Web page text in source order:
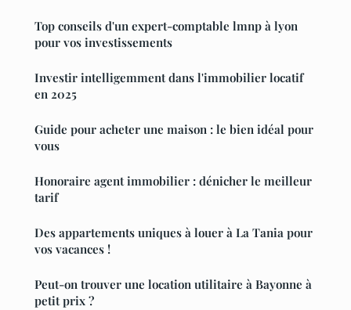
Top conseils d'un expert-comptable lmnp à lyon
pour vos investissements
Investir intelligemment dans l'immobilier locatif
en 2025
Guide pour acheter une maison : le bien idéal pour
vous
Honoraire agent immobilier : dénicher le meilleur
tarif
Des appartements uniques à louer à La Tania pour
vos vacances !
Peut-on trouver une location utilitaire à Bayonne à
petit prix ?